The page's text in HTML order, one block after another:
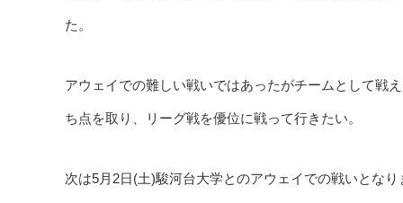
た。
アウェイでの難しい戦いではあったがチームとして戦
ち点を取り、リーグ戦を優位に戦って行きたい。
次は5月2日(土)駿河台大学とのアウェイでの戦いとなり